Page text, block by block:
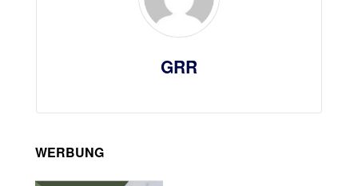
GRR
WERBUNG